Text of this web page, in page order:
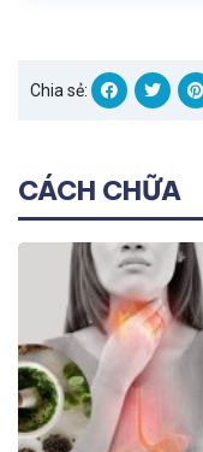
Chia sẻ:
CÁCH CHỮA